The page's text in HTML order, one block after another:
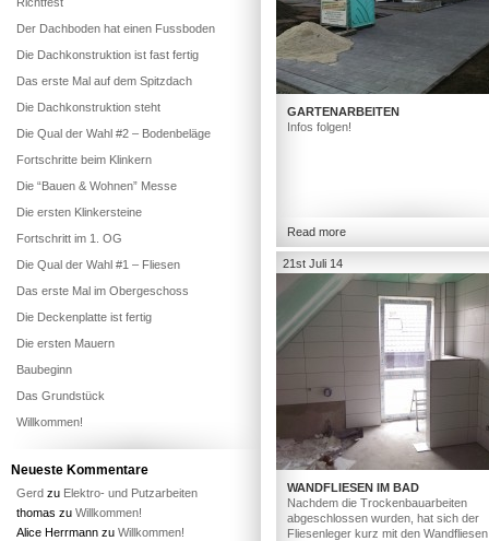
GARTENARBEITEN
Infos folgen!
Read more
21st Juli 14
WANDFLIESEN IM BAD
Nachdem die Trockenbauarbeiten
abgeschlossen wurden, hat sich der
Fliesenleger kurz mit den
Der Dachboden hat einen Fussboden
Die Dachkonstruktion ist fast fertig
Das erste Mal auf dem Spitzdach
Die Dachkonstruktion steht
Die Qual der Wahl #2 – Bodenbeläge
Fortschritte beim Klinkern
Die “Bauen & Wohnen” Messe
Die ersten Klinkersteine
Fortschritt im 1. OG
Die Qual der Wahl #1 – Fliesen
Das erste Mal im Obergeschoss
Die Deckenplatte ist fertig
Die ersten Mauern
Baubeginn
Das Grundstück
Willkommen!
Neueste Kommentare
Gerd zu Elektro- und Putzarbeiten
thomas zu Willkommen!
Alice Herrmann zu Willkommen!